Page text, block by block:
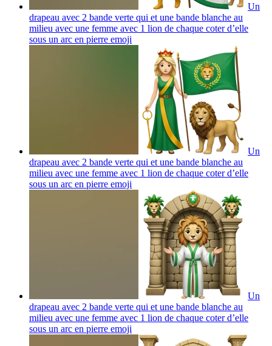
Un
drapeau avec 2 bande verte qui et une bande blanche au
milieu avec une femme avec 1 lion de chaque coter d’elle
sous un arc en pierre emoji
Un
drapeau avec 2 bande verte qui et une bande blanche au
milieu avec une femme avec 1 lion de chaque coter d’elle
sous un arc en pierre emoji
Un
drapeau avec 2 bande verte qui et une bande blanche au
milieu avec une femme avec 1 lion de chaque coter d’elle
sous un arc en pierre emoji